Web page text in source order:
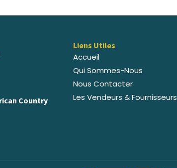
Country
Liens Utiles
Accueil
Qui Sommes-Nous
Nous Contacter
Les Vendeurs & Fournisseurs